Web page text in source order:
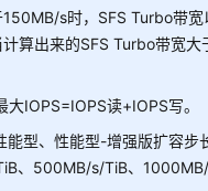
s时，SFS Turbo带
算出来的SFS Turbo带宽
IOPS=IOPS读+IOPS写。
型、性能型-增强版扩容步
、500MB/s/TiB、